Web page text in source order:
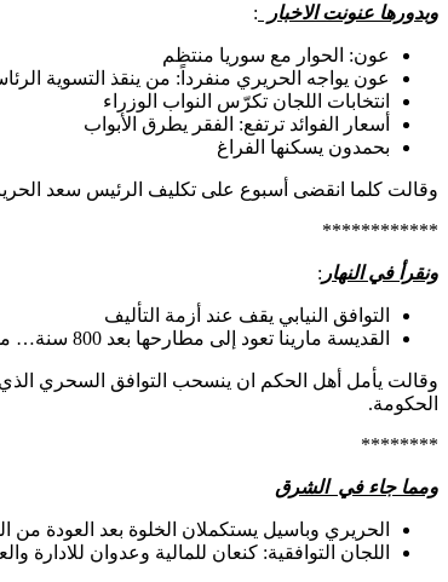
وبدورها عنونت الاخبار :
‫عون: الحوار مع سوريا منتظم
عون يواجه الحريري منفرداً: من ينقذ التسوية
انتخابات اللجان تكرّس النواب الوزراء
‫أسعار الفوائد ترتفع: الفقر يطرق الأبواب
‫بحمدون يسكنها الفراغ
وقالت كلما انقضى أسبوع على تكليف الرئيس سعد
************
ونقرأ في النهار :
التوافق النيابي يقف عند أزمة التأليف
القديسة مارينا تعود إلى مطارحها بعد 800 سنة… موكب كبير حطَّ في الديمان
وقالت يأمل أهل الحكم ان ينسحب التوافق السحري الذي
الحكومة.
********
ومما جاء في الشرق
الحريري وباسيل يستكملان الخلوة بعد العودة من
اللجان التوافقية: كنعان للمالية وعدوان للادارة